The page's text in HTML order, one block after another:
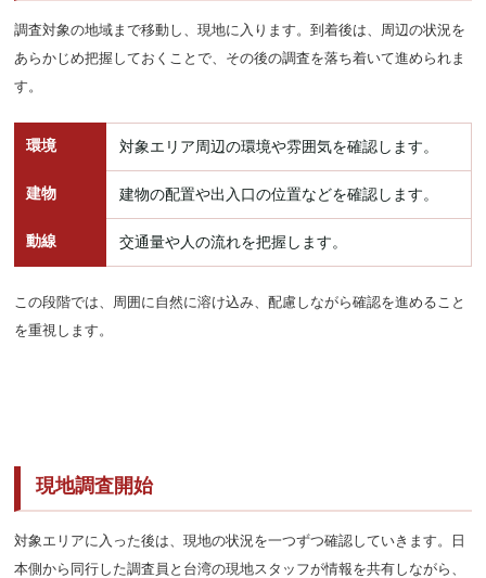
調査対象の地域まで移動し、現地に入ります。到着後は、周辺の状況を
あらかじめ把握しておくことで、その後の調査を落ち着いて進められま
す。
環境 対象エリア周辺の環境や雰囲気を確認します。
建物 建物の配置や出入口の位置などを確認します。
動線 交通量や人の流れを把握します。
この段階では、周囲に自然に溶け込み、配慮しながら確認を進めること
を重視します。
現地調査開始
対象エリアに入った後は、現地の状況を一つずつ確認していきます。日
本側から同行した調査員と台湾の現地スタッフが情報を共有しながら、